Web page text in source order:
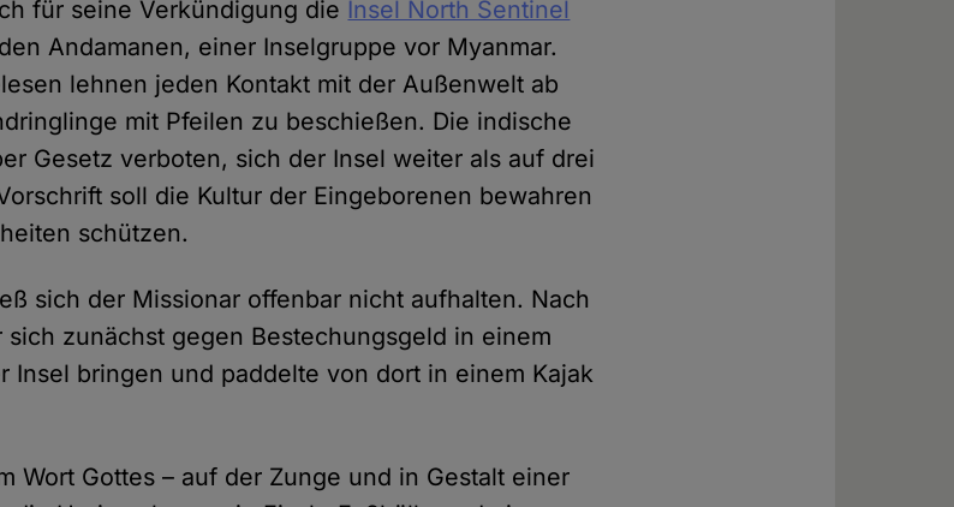
für seine Verkündigung die Insel North Sentinel
Andamanen, einer Inselgruppe vor Myanmar.
lehnen jeden Kontakt mit der Außenwelt ab
mit Pfeilen zu beschießen. Die indische
Gesetz verboten, sich der Insel weiter als auf drei
soll die Kultur der Eingeborenen bewahren
schützen.
sich der Missionar offenbar nicht aufhalten. Nach
zunächst gegen Bestechungsgeld in einem
Insel bringen und paddelte von dort in einem Kajak
Wort Gottes – auf der Zunge und in Gestalt einer